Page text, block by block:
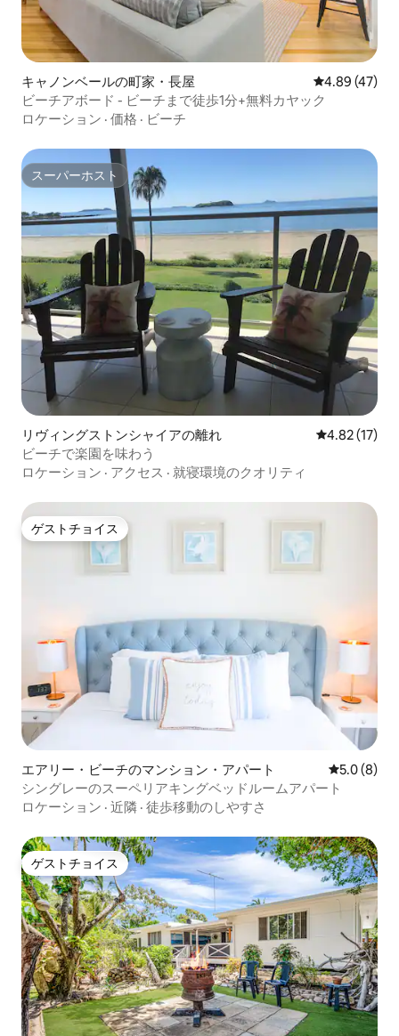
キャノンベールの町家・長屋 レビュー47
4.89 (47)
ビーチアボード - ビーチまで徒歩1分+無料カヤック
ロケーション · 価格 · ビーチ
スーパーホスト
スーパーホスト
リヴィングストンシャイアの離れ レビュー17
4.82 (17)
ビーチで楽園を味わう
ロケーション · アクセス · 就寝環境のクオリティ
ゲストチョイス
ゲストチョイス
エアリー・ビーチのマンション・アパート レビュー8
5.0 (8)
シングレーのスーペリアキングベッドルームアパート
ロケーション · 近隣 · 徒歩移動のしやすさ
ゲストチョイス
ゲストチョイス